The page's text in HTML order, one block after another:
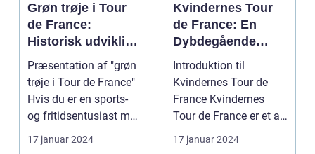
Grøn trøje i Tour
de France:
Historisk udvikling
og betydning
Præsentation af "grøn
trøje i Tour de France"
Hvis du er en sports-
og fritidsentusiast med
interes...
17 januar 2024
Kvindernes Tour
de France: En
Dybdegående
Historisk
Gennemgang og
Præsentation af
Den Legendariske
Introduktion til
Kvindernes Tour de
France Kvindernes
Tour de France er et af
de mest prestigefyldt...
17 januar 2024